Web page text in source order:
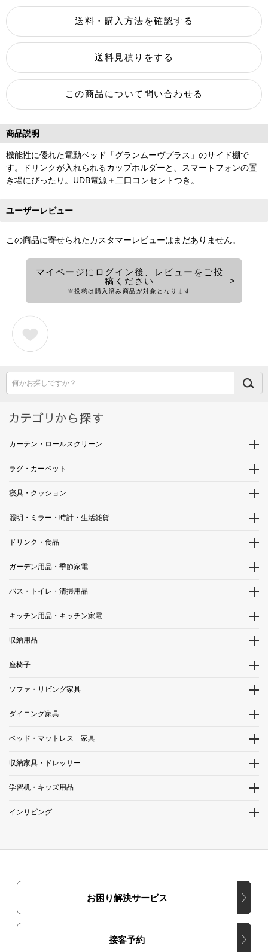
商品説明
機能性に優れた電動ベッド「グランムーヴプラス」のサイド棚で
す。ドリンクが入れられるカップホルダーと、スマートフォンの置
き場にぴったり。UDB電源＋二口コンセントつき。
ユーザーレビュー
この商品に寄せられたカスタマーレビューはまだありません。
マイページにログイン後、レビューをご投
稿ください
※投稿は購入済み商品が対象となります
何かお探しですか？
カーテン・ロールスクリーン
ラグ・カーペット
寝具・クッション
照明・ミラー・時計・生活雑貨
ドリンク・食品
ガーデン用品・季節家電
バス・トイレ・清掃用品
キッチン用品・キッチン家電
収納用品
座椅子
ソファ・リビング家具
ダイニング家具
ベッド・マットレス 家具
収納家具・ドレッサー
学習机・キッズ用品
インリビング
お困り解決サービス
接客予約